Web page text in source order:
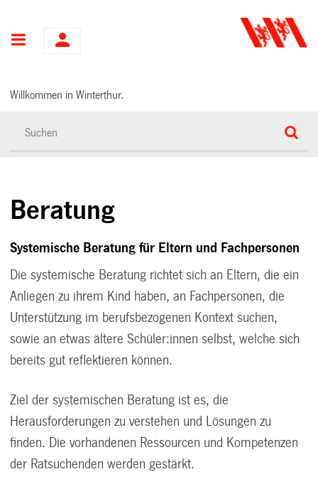
Hauptnavigation
Willkommen in Winterthur.
Beratung
Systemische Beratung für Eltern und Fachpersonen
Die systemische Beratung richtet sich an Eltern, die ein
Anliegen zu ihrem Kind haben, an Fachpersonen, die
Unterstützung im berufsbezogenen Kontext suchen,
sowie an etwas ältere Schüler:innen selbst, welche sich
bereits gut reflektieren können.
Ziel der systemischen Beratung ist es, die
Herausforderungen zu verstehen und Lösungen zu
finden. Die vorhandenen Ressourcen und Kompetenzen
der Ratsuchenden werden gestärkt.